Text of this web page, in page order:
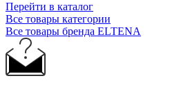
Перейти в каталог
Все товары категории
Все товары бренда ELTENA